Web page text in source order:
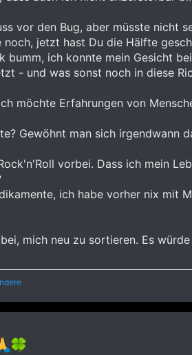
vor den Bug, aber müsste nicht
jetzt hast Du die Hälfte
ich konnte mein Gesicht
- und was sonst noch in diese
möchte Erfahrungen von
Gewöhnt man sich irgendwann
vorbei. Dass ich mein
ich habe vorher nix mit
mich neu zu sortieren. Es